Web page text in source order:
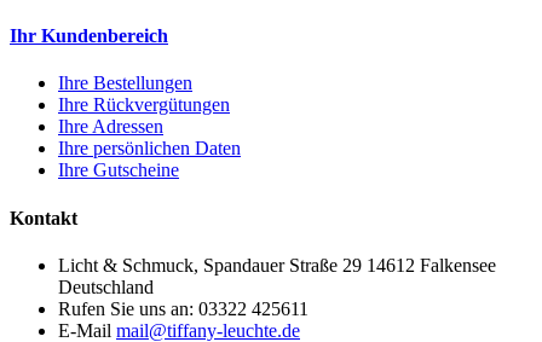
Ihr Kundenbereich
Ihre Bestellungen
Ihre Rückvergütungen
Ihre Adressen
Ihre persönlichen Daten
Ihre Gutscheine
Kontakt
Licht & Schmuck, Spandauer Straße 29 14612 Falkensee
Deutschland
Rufen Sie uns an: 03322 425611
E-Mail mail@tiffany-leuchte.de